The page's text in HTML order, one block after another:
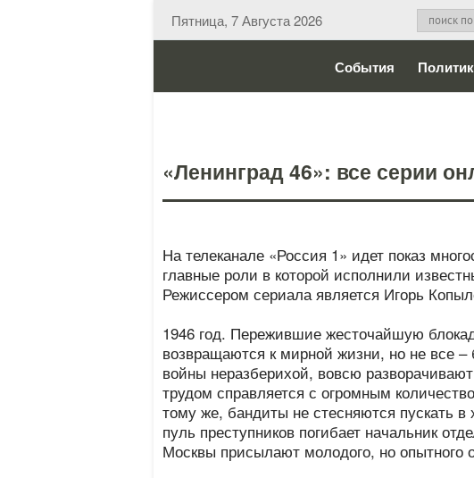
Пятница, 7 Августа 2026
События
«Ленинград 46»: все серии
На телеканале «Россия 1» идет показ
главные роли в которой исполнили
Режиссером сериала является Игорь
1946 год. Пережившие жесточайшую
возвращаются к мирной жизни, но не все
войны неразберихой, вовсю
трудом справляется с огромным
тому же, бандиты не стесняются пускать
пуль преступников погибает начальник
Москвы присылают молодого, но опытного